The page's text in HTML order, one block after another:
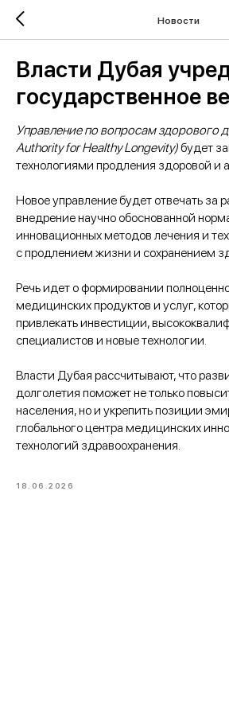
Новости
Власти Дубая
государственное
Управление по вопросам здорового
Authority for Healthy Longevity)будет
технологиями продления здоровой и
Новое управление будет отвечать за
внедрение научно обоснованной
инновационных методов лечения и
с продлением жизни и сохранением
Речь идет о формировании
медицинских продуктов и услуг,
привлекать инвестиции,
специалистов и новые технологии.
Власти Дубая рассчитывают, что
долголетия поможет не только
населения, но и укрепить позиции
глобального центра медицинских
технологий здравоохранения.
18.06.2026